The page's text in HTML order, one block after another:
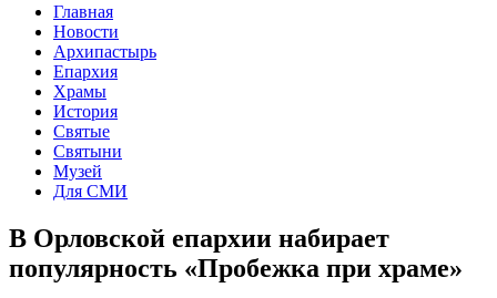
Главная
Новости
Архипастырь
Епархия
Храмы
История
Святые
Святыни
Музей
Для СМИ
В Орловской епархии набирает
популярность «Пробежка при храме»